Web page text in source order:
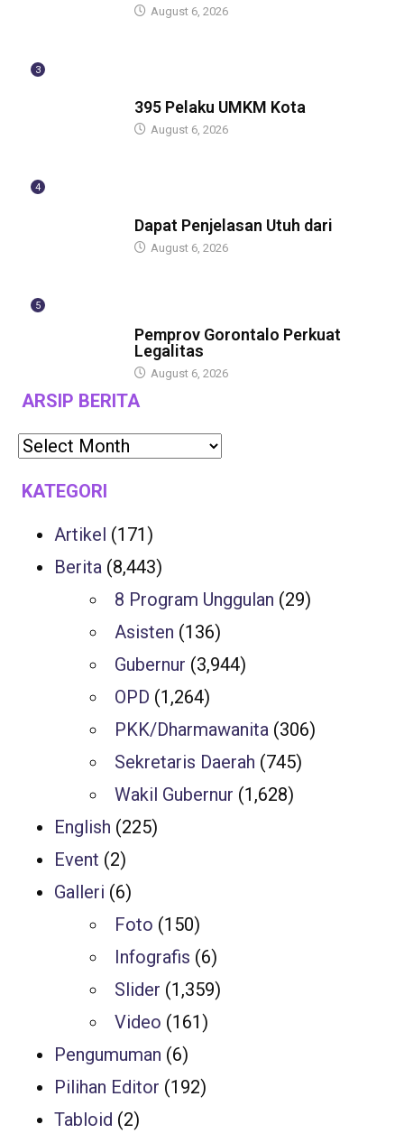
August 6, 2026
3
395 Pelaku UMKM Kota
August 6, 2026
4
Dapat Penjelasan Utuh dari
August 6, 2026
5
Pemprov Gorontalo Perkuat
Legalitas
August 6, 2026
ARSIP BERITA
KATEGORI
Artikel (171)
Berita (8,443)
8 Program Unggulan (29)
Asisten (136)
Gubernur (3,944)
OPD (1,264)
PKK/Dharmawanita (306)
Sekretaris Daerah (745)
Wakil Gubernur (1,628)
English (225)
Event (2)
Galleri (6)
Foto (150)
Infografis (6)
Slider (1,359)
Video (161)
Pengumuman (6)
Pilihan Editor (192)
Tabloid (2)